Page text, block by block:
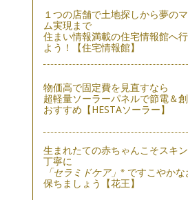
１つの店舗で土地探しから夢の
ム実現まで
住まい情報満載の住宅情報館へ
よう！【住宅情報館】
物価高で固定費を見直すなら
超軽量ソーラーパネルで節電＆
おすすめ【HESTAソーラー】
生まれたての赤ちゃんこそスキ
丁寧に
「セラミドケア」 ※ですこやかな
保ちましょう【花王】